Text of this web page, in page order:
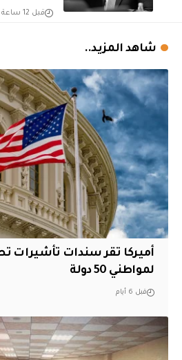
قبل 12 ساعة
شاهد المزيد..
لمواطني 50 دولة
قبل 6 أيام